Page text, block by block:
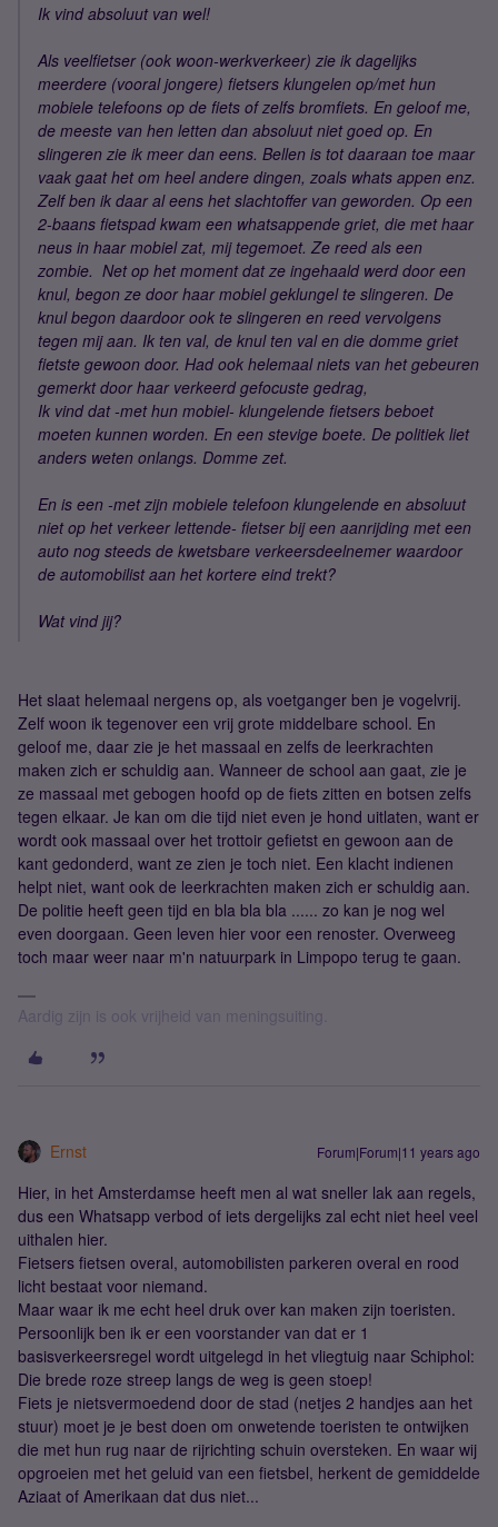
Ik vind absoluut van wel!
Als veelfietser (ook woon-werkverkeer) zie ik dagelijks
meerdere (vooral jongere) fietsers klungelen op/met hun
mobiele telefoons op de fiets of zelfs bromfiets. En geloof me,
de meeste van hen letten dan absoluut niet goed op. En
slingeren zie ik meer dan eens. Bellen is tot daaraan toe maar
vaak gaat het om heel andere dingen, zoals whats appen enz.
Zelf ben ik daar al eens het slachtoffer van geworden. Op een
2-baans fietspad kwam een whatsappende griet, die met haar
neus in haar mobiel zat, mij tegemoet. Ze reed als een
zombie. Net op het moment dat ze ingehaald werd door een
knul, begon ze door haar mobiel geklungel te slingeren. De
knul begon daardoor ook te slingeren en reed vervolgens
tegen mij aan. Ik ten val, de knul ten val en die domme griet
fietste gewoon door. Had ook helemaal niets van het gebeuren
gemerkt door haar verkeerd gefocuste gedrag,
Ik vind dat -met hun mobiel- klungelende fietsers beboet
moeten kunnen worden. En een stevige boete. De politiek liet
anders weten onlangs. Domme zet.
En is een -met zijn mobiele telefoon klungelende en absoluut
niet op het verkeer lettende- fietser bij een aanrijding met een
auto nog steeds de kwetsbare verkeersdeelnemer waardoor
de automobilist aan het kortere eind trekt?
Wat vind jij?
Het slaat helemaal nergens op, als voetganger ben je vogelvrij.
Zelf woon ik tegenover een vrij grote middelbare school. En
geloof me, daar zie je het massaal en zelfs de leerkrachten
maken zich er schuldig aan. Wanneer de school aan gaat, zie je
ze massaal met gebogen hoofd op de fiets zitten en botsen zelfs
tegen elkaar. Je kan om die tijd niet even je hond uitlaten, want er
wordt ook massaal over het trottoir gefietst en gewoon aan de
kant gedonderd, want ze zien je toch niet. Een klacht indienen
helpt niet, want ook de leerkrachten maken zich er schuldig aan.
De politie heeft geen tijd en bla bla bla ...... zo kan je nog wel
even doorgaan. Geen leven hier voor een renoster. Overweeg
toch maar weer naar m'n natuurpark in Limpopo terug te gaan.
Aardig zijn is ook vrijheid van meningsuiting.
Ernst Forum|Forum|11 years ago
Hier, in het Amsterdamse heeft men al wat sneller lak aan regels,
dus een Whatsapp verbod of iets dergelijks zal echt niet heel veel
uithalen hier.
Fietsers fietsen overal, automobilisten parkeren overal en rood
licht bestaat voor niemand.
Maar waar ik me echt heel druk over kan maken zijn toeristen.
Persoonlijk ben ik er een voorstander van dat er 1
basisverkeersregel wordt uitgelegd in het vliegtuig naar Schiphol:
Die brede roze streep langs de weg is geen stoep!
Fiets je nietsvermoedend door de stad (netjes 2 handjes aan het
stuur) moet je je best doen om onwetende toeristen te ontwijken
die met hun rug naar de rijrichting schuin oversteken. En waar wij
opgroeien met het geluid van een fietsbel, herkent de gemiddelde
Aziaat of Amerikaan dat dus niet...